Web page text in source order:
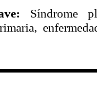
Síndrome